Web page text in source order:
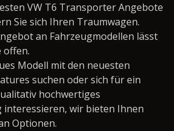
VW T6 Transporter Angebote
Sie sich Ihren Traumwagen.
an Fahrzeugmodellen lässt
offen.
Modell mit den neuesten
suchen oder sich für ein
hochwertiges
interessieren, wir bieten Ihnen
Optionen.